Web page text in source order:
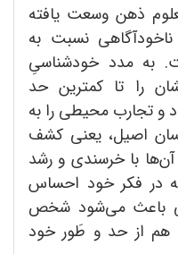
ذهن وسعت ‌یافته
نسبت به
به مدد خودشناسیِ
را تا کمترین حد
و تجارب محیطی را به
اصیل، یعنی کشف
با خرسندی و رشد
در فکر خود احساس
باعث می‌شود شخص
هم از حد و طَور خود